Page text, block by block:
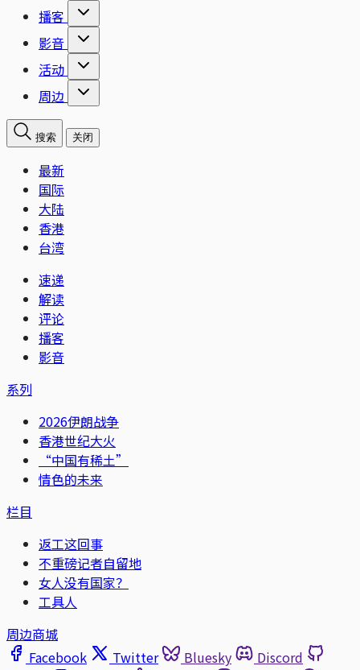
播客
影音
活动
周边
搜索 关闭
最新
国际
大陆
香港
台湾
速递
解读
评论
播客
影音
系列
2026伊朗战争
香港世纪大火
“中国有稀土”
情色的未来
栏目
返工这回事
不重磅记者自留地
女人没有国家？
工具人
周边商城
Facebook
Twitter Bluesky
Discord